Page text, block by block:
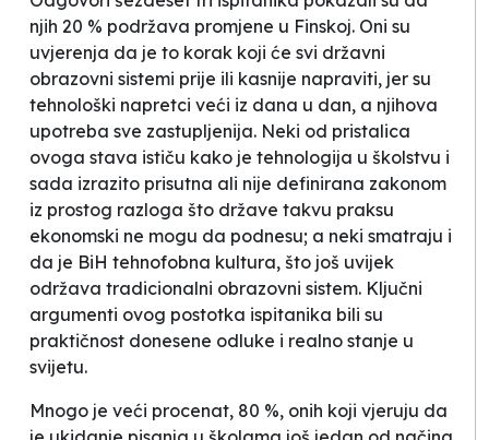
njih 20 % podržava promjene u Finskoj. Oni su
uvjerenja da je to korak koji će svi državni
obrazovni sistemi prije ili kasnije napraviti, jer su
tehnološki napretci veći iz dana u dan, a njihova
upotreba sve zastupljenija. Neki od pristalica
ovoga stava ističu kako je tehnologija u školstvu i
sada izrazito prisutna ali nije definirana zakonom
iz prostog razloga što države takvu praksu
ekonomski ne mogu da podnesu; a neki smatraju i
da je BiH tehnofobna kultura, što još uvijek
održava tradicionalni obrazovni sistem. Ključni
argumenti ovog postotka ispitanika bili su
praktičnost donesene odluke i realno stanje u
svijetu.
Mnogo je veći procenat, 80 %, onih koji vjeruju da